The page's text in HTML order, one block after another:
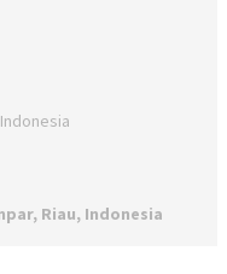
Riau, Indonesia